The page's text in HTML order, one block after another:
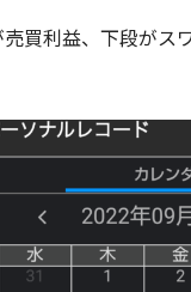
買利益、下段がス